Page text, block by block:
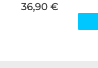
36,90 €